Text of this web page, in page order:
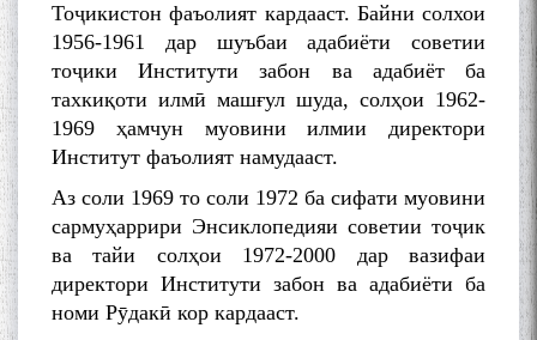
Тоҷикистон фаъолият кардааст. Байни солхои
1956-1961 дар шуъбаи адабиёти советии
тоҷики Институти забон ва адабиёт ба
тахкиқоти илмӣ машғул шуда, солҳои 1962-
1969 ҳамчун муовини илмии директори
Институт фаъолият намудааст.
Аз соли 1969 то соли 1972 ба сифати муовини
сармуҳаррири Энсиклопедияи советии тоҷик
ва тайи солҳои 1972-2000 дар вазифаи
директори Институти забон ва адабиёти ба
номи Рӯдакӣ кор кардааст.